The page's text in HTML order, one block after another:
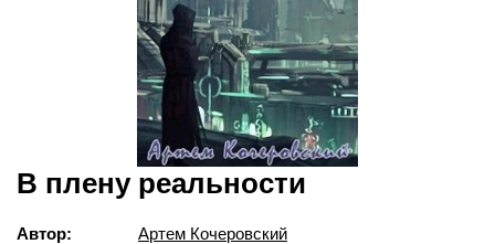
В плену реальности
Автор: Артем Кочеровский